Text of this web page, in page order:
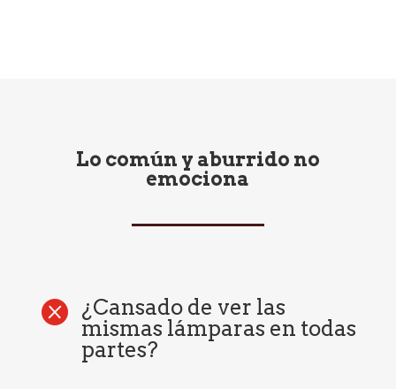
Lo común y aburrido no
emociona
 ¿Cansado de ver las
mismas lámparas en todas
partes?